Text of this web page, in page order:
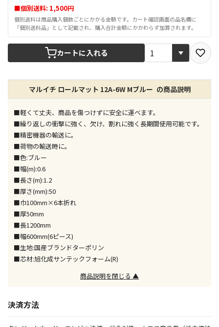
宅配や店舗受取を選択できる商品です
店舗のみで受取できる商品です（宅配便でのお届けが
できません）
※同時購入の商品は、全て同じ店舗での受取となりま
特定の店舗のみで受取ができる商品です（宅配便での
お届けができません）
す
委託業者によりお届けする商品です
※ほか商品との同時購入はできません。お手数です
が、ご購入手続きを分けてお買い求めください
※電話注文はできません。
宅配のみでお届けする商品です（店舗受取は選択でき
ません）
午前9時までのご注文確定した商品については、当日に
出荷いたします。
ただし、メーカーの営業日に基づき出荷手続きを行う
また、日曜・祝日や年末年始などの長期休業期間中
設置工事代金も含まれた商品です
■個別送料: 1,500円
個別送料は商品購入個数ごとにかかる金額です。カート確認画面の品名欄に
「個別送料品」として記載され、購入合計金額にかかわらず加算されます。
カートに入れる
マルイチ ロールマット 12A-6W Mブルー の商品説明
■軽くて丈夫、商品を傷つけずに安全に運べます。
■繰り返しの衝撃に強く、欠け、割れに強く長期間使用可能です。
■精密機器の輸送に。
■荷物の輸送時に。
■色:ブルー
■幅(m):0.6
■長さ(m):1.2
■厚さ(mm):50
■巾100mm×6本折れ
■厚50mm
■長1200mm
■幅600mm(6ピース)
■生地:国産ブランドターポリン
■芯材:旭化成サンテックフォーム(R)
商品説明を閉じる ▲
決済方法